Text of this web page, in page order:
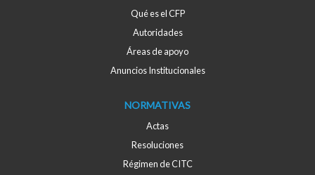
Qué es el CFP
Autoridades
Áreas de apoyo
Anuncios Institucionales
NORMATIVAS
Actas
Resoluciones
Régimen de CITC